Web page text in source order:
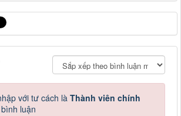
với tư cách làThành viên chính
luận